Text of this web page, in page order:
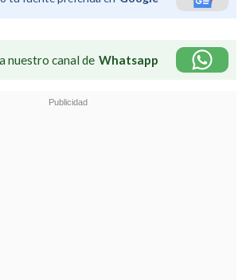
nuestro canal de Whatsapp